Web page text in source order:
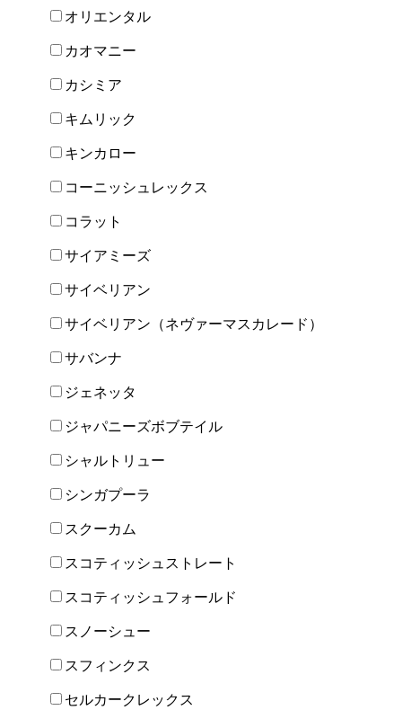
オリエンタル
カオマニー
カシミア
キムリック
キンカロー
コーニッシュレックス
コラット
サイアミーズ
サイベリアン
サイベリアン（ネヴァーマスカレード）
サバンナ
ジェネッタ
ジャパニーズボブテイル
シャルトリュー
シンガプーラ
スクーカム
スコティッシュストレート
スコティッシュフォールド
スノーシュー
スフィンクス
セルカークレックス